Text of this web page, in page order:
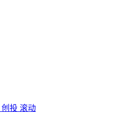
创投 滚动